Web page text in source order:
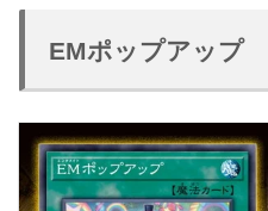
EMポップアップ